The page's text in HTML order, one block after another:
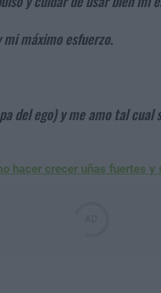
mi máximo esfuerzo.
del ego) y me amo tal cual
hacer crecer uñas fuertes y